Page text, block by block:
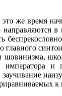
же время
в
главного
и